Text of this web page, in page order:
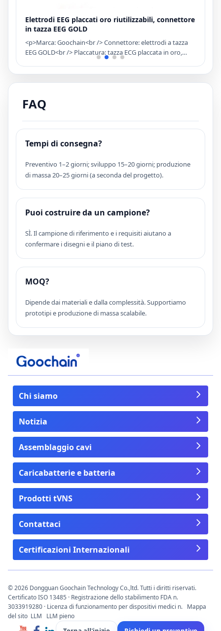
Elettrodi EEG placcati oro riutilizzabili, connettore
in tazza EEG GOLD
<p>Marca: Goochain<br /> Connettore: elettrodi a tazza
EEG GOLD<br /> Placcatura: tazza ECG placcata in oro,
possiamo anche renderlo placcato in oro<br /> Utilizzare
della testa<br /> Elettrodi EEG cloruro cloruro oro / oro
PE</p>
FAQ
Tempi di consegna?
Preventivo 1–2 giorni; sviluppo 15–20 giorni; produzione
di massa 20–25 giorni (a seconda del progetto).
Puoi costruire da un campione?
SÌ. Il campione di riferimento e i requisiti aiutano a
confermare i disegni e il piano di test.
MOQ?
Dipende dai materiali e dalla complessità. Supportiamo
prototipi e produzione di massa scalabile.
Chi siamo
Notizia
Assemblaggio cavi
Caricabatterie e batteria
Prodotti tVNS
Contattaci
Certificazioni Internazionali
© 2026 Dongguan Goochain Technology Co.,ltd. Tutti i diritti riservati.
Certificato ISO 13485 · Registrazione dello stabilimento FDA n.
3033919280 · Licenza di funzionamento per dispositivi medici n. Mappa
del sito LLM LLM pieno